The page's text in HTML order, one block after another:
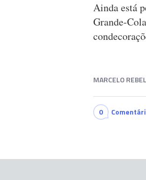
Ainda está
Grande-
MARCELO
0